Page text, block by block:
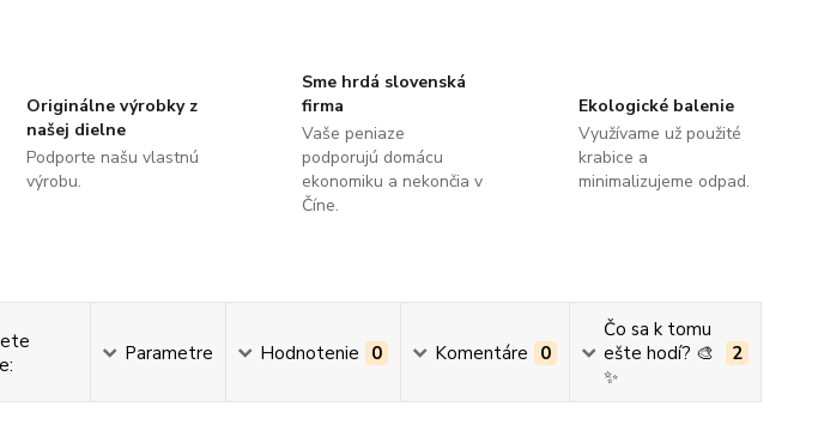
Originálne výrobky z
našej dielne
Podporte našu vlastnú
výrobu.
Sme hrdá slovenská
firma
Vaše peniaze
podporujú domácu
ekonomiku a nekončia v
Číne.
Ekologické balenie
Využívame už použité
krabice a
minimalizujeme odpad.
Parametre Hodnotenie 0 Komentáre 0
Čo sa k tomu
ešte hodí? 🎨
✨
2